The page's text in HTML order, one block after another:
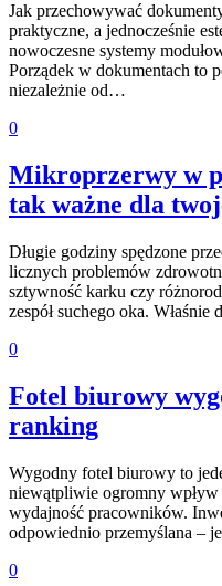
Jak przechowywać
praktyczne, a jednocześnie
nowoczesne systemy
Porządek w dokumentach to
niezależnie od…
0
Mikroprzerwy w
tak ważne dla
Długie godziny spędzone
licznych problemów
sztywność karku czy
zespół suchego oka.
0
Fotel biurowy
ranking
Wygodny fotel biurowy to
niewątpliwie ogromny
wydajność pracowników.
odpowiednio przemyślana –
0